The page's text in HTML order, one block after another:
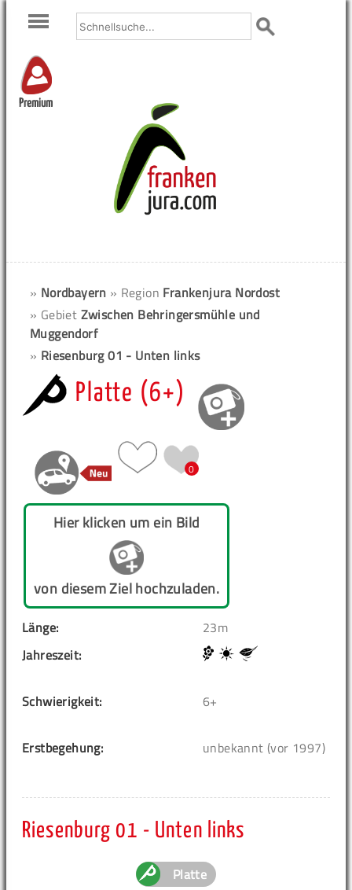
Premium
» Nordbayern » Region Frankenjura Nordost
» Gebiet Zwischen Behringersmühle und
Muggendorf
» Riesenburg 01 - Unten links
Platte (6+)
0
Hier klicken um ein Bild
von diesem Ziel hochzuladen.
Länge:
23m
Jahreszeit:
Schwierigkeit: 6+
Erstbegehung: unbekannt (vor 1997)
Riesenburg 01 - Unten links
Platte